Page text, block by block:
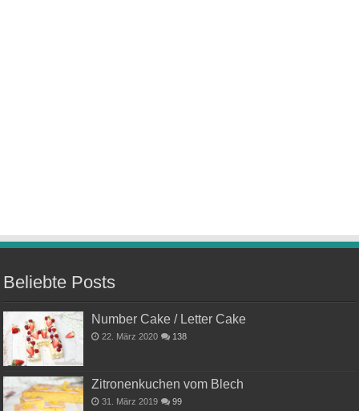
Beliebte Posts
Number Cake / Letter Cake
22. März 2020 138
Zitronenkuchen vom Blech
31. März 2019 99